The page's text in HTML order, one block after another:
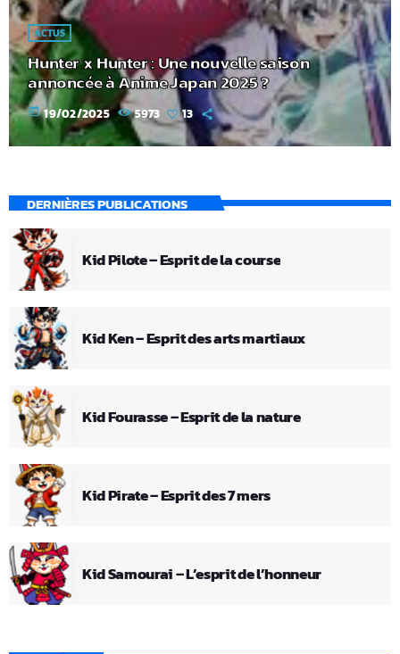
ACTUS
Hunter x Hunter : Une nouvelle saison
annoncée à Anime Japan 2025 ?
today 19/02/2025 5973 13
DERNIÈRES PUBLICATIONS
Kid Pilote – Esprit de la course
Kid Ken – Esprit des arts martiaux
Kid Fourasse – Esprit de la nature
Kid Pirate – Esprit des 7 mers
Kid Samourai – L’esprit de l’honneur